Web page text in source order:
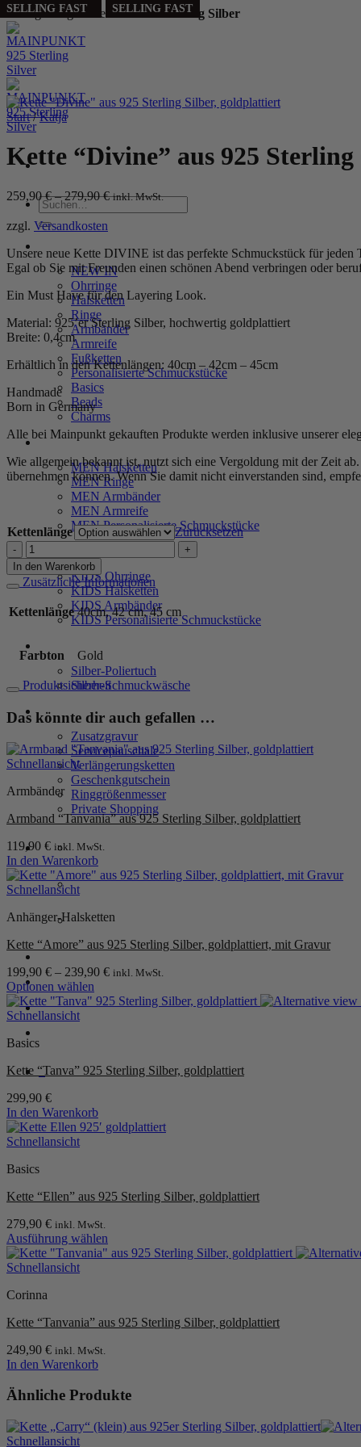
Handgefertigt aus echtem925 Sterling Silber
Zum
Inhalt
springen
Suchen
nach:
WOMEN
NEW IN
Ohrringe
Halsketten
Ringe
Armbänder
Armreife
Fußketten
Personalisierte Schmuckstücke
Basics
Beads
Charms
MEN
MEN Halsketten
MEN Ringe
MEN Armbänder
MEN Armreife
MEN Personalisierte Schmuckstücke
KIDS Ohrringe
KIDS Halsketten
KIDS Armbänder
KIDS Personalisierte Schmuckstücke
Silber-Poliertuch
Silber-Schmuckwäsche
SERVICE
Zusatzgravur
Servicepauschale
Verlängerungsketten
Geschenkgutschein
Ringgrößenmesser
Private Shopping
Warenkorb /0,00€ 0
0
Start / Katja
Kette “Divine” aus 925
259,90€–279,90€ inkl. MwSt.
zzgl. Versandkosten
Unsere neue Kette DIVINE ist das perfekte Schmuckstück für jeden
Egal ob Sie mitFreunden einen schönen Abend verbringen oder
Ein Must Have für den Layering Look.
Material: 925’er Sterling Silber, hochwertig goldplattiert
Breite: 0,4cm
Erhältlich in den Kettenlängen: 40cm – 42cm – 45cm
Handmade
Born in Germany
Alle bei Mainpunkt gekauften Produkte werden inklusive unserer
Wie allgemein bekannt ist, nutzt sich eine Vergoldung mit der Zeit
übernehmen können. Wenn Sie damit nicht einverstanden sind,
Kettenlänge
Zurücksetzen
Kette
"Divine"
aus
925
Sterling
Silber,
Menge
In den Warenkorb
Zusätzliche Informationen
Kettenlänge 40cm, 42 cm, 45 cm
Farbton Gold
Produktsicherheit
Das könnte dir auch gefallen …
Schnellansicht
Armbänder
Armband “Tanvania” aus 925 Sterling Silber, goldplattiert
119,90 € inkl. MwSt.
In den Warenkorb
PERSONALIZED
Schnellansicht
Anhänger-Halsketten
Kette “Amore” aus 925 Sterling Silber, goldplattiert, mit Gravur
199,90 € – 239,90 € inkl. MwSt.
Optionen wählen
Dieses
Produkt
weist
mehrere
auf.
Optionen
können
auf
der
gewählt
werden
Schnellansicht
Basics
Kette “Tanva” 925 Sterling Silber, goldplattiert
299,90 €
In den Warenkorb
Schnellansicht
Basics
Kette “Ellen” aus 925 Sterling Silber, goldplattiert
279,90 € inkl. MwSt.
Ausführung wählen
Dieses
Produkt
mehrere
auf.
Optionen
können
der
gewählt
werden
Schnellansicht
Corinna
Kette “Tanvania” aus 925 Sterling Silber, goldplattiert
249,90 € inkl. MwSt.
In den Warenkorb
Ähnliche Produkte
Schnellansicht
PERSONALIZED SELLING FAST
PERSONALIZED SELLING FAST
SELLING FAST